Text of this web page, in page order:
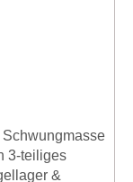
3-teiliges
&